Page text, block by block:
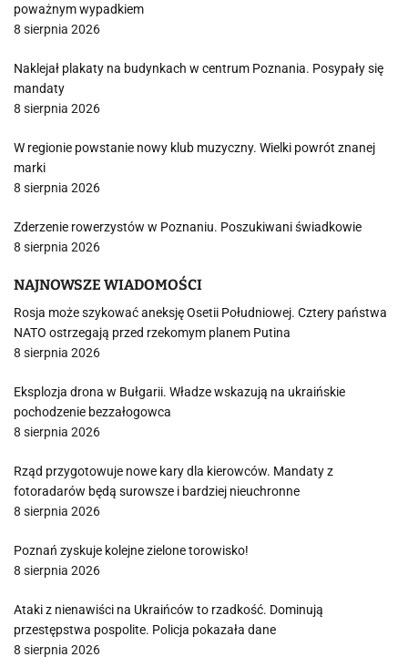
poważnym wypadkiem
8 sierpnia 2026
Naklejał plakaty na budynkach w centrum Poznania. Posypały się
mandaty
8 sierpnia 2026
W regionie powstanie nowy klub muzyczny. Wielki powrót znanej
marki
8 sierpnia 2026
Zderzenie rowerzystów w Poznaniu. Poszukiwani świadkowie
8 sierpnia 2026
NAJNOWSZE WIADOMOŚCI
Rosja może szykować aneksję Osetii Południowej. Cztery państwa
NATO ostrzegają przed rzekomym planem Putina
8 sierpnia 2026
Eksplozja drona w Bułgarii. Władze wskazują na ukraińskie
pochodzenie bezzałogowca
8 sierpnia 2026
Rząd przygotowuje nowe kary dla kierowców. Mandaty z
fotoradarów będą surowsze i bardziej nieuchronne
8 sierpnia 2026
Poznań zyskuje kolejne zielone torowisko!
8 sierpnia 2026
Ataki z nienawiści na Ukraińców to rzadkość. Dominują
przestępstwa pospolite. Policja pokazała dane
8 sierpnia 2026